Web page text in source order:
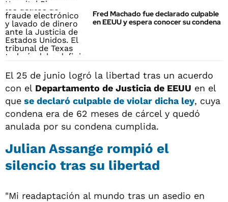
Fred Machado fue declarado culpable
en EEUU y espera conocer su condena
El 25 de junio logró la libertad tras un acuerdo
con el Departamento de Justicia de EEUU en el
que se declaró culpable de violar dicha ley, cuya
condena era de 62 meses de cárcel y quedó
anulada por su condena cumplida.
Julian Assange rompió el
silencio tras su libertad
"Mi readaptación al mundo tras un asedio en